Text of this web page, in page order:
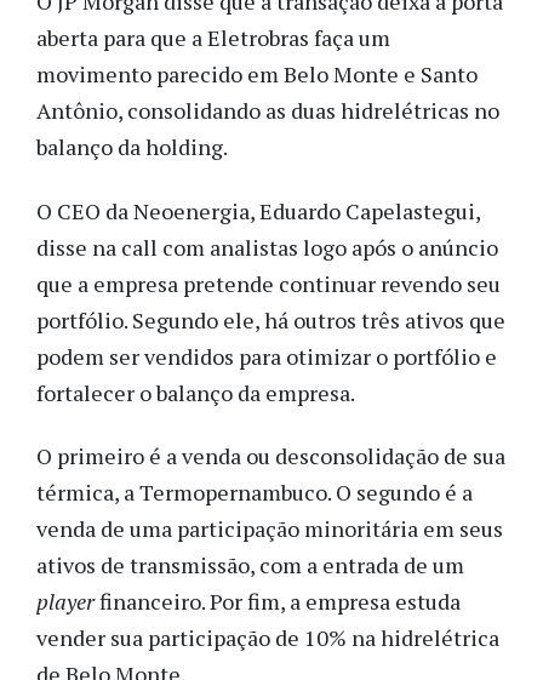
aberta para que a Eletrobras faça um
movimento parecido em Belo Monte e Santo
Antônio, consolidando as duas hidrelétricas no
balanço da holding.
O CEO da Neoenergia, Eduardo Capelastegui,
disse na call com analistas logo após o anúncio
que a empresa pretende continuar revendo seu
portfólio. Segundo ele, há outros três ativos que
podem ser vendidos para otimizar o portfólio e
fortalecer o balanço da empresa.
O primeiro é a venda ou desconsolidação de sua
térmica, a Termopernambuco. O segundo é a
venda de uma participação minoritária em seus
ativos de transmissão, com a entrada de um
playerfinanceiro. Por fim, a empresa estuda
vender sua participação de 10% na hidrelétrica